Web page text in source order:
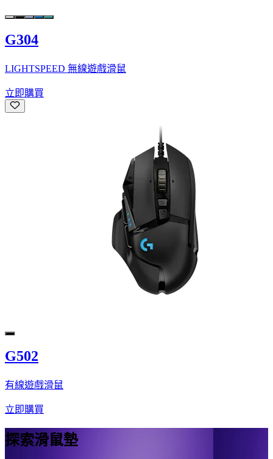
G304
LIGHTSPEED 無線遊戲滑鼠
立即購買
G502
有線遊戲滑鼠
立即購買
探索滑鼠墊